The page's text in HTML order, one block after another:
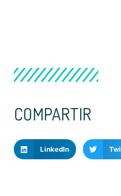
COMPARTIR
LinkedIn